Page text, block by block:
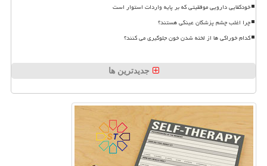
خودکفایی دارویی موفقیتی که بر پایه واردات استوار است
چرا اغلب چشم پزشکان عینکی هستند؟
کدام خوراکی ها از لخته شدن خون جلوگیری می کنند؟
جدیدترین ها